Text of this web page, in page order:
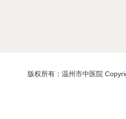
版权所有：温州市中医院